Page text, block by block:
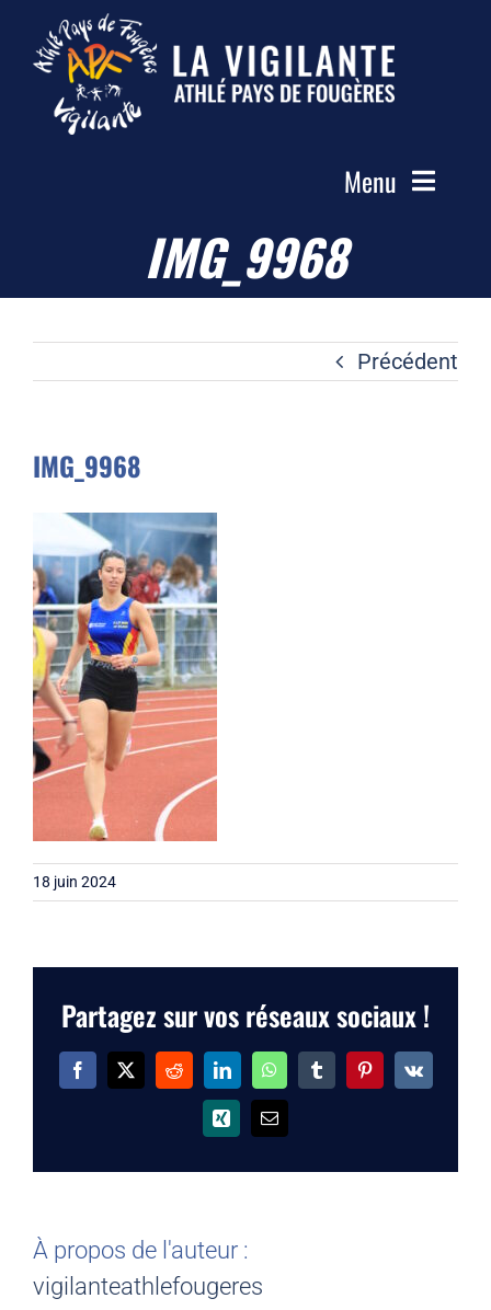
Passer
contenu
Menu
Photos
Contact
IMG_9968
Précédent
IMG_9968
18 juin 2024
Partagez sur vos réseaux sociaux !
Facebook
X RedditLinkedInWhatsAppTumblrPinterest
Vk
Xing Email
À propos de l'auteur :
vigilanteathlefougeres